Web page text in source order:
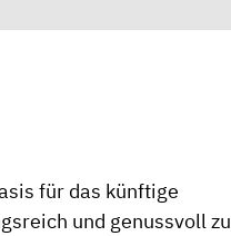
für das künftige
und genussvoll zu